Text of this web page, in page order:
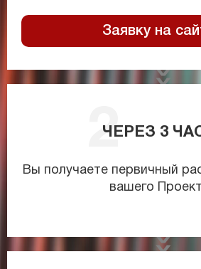
Заявку на
ЧЕРЕЗ 3
Вы получаете первичный
вашего